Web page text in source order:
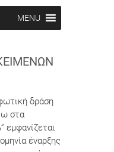
MENU
δράση
στα
έναρξης